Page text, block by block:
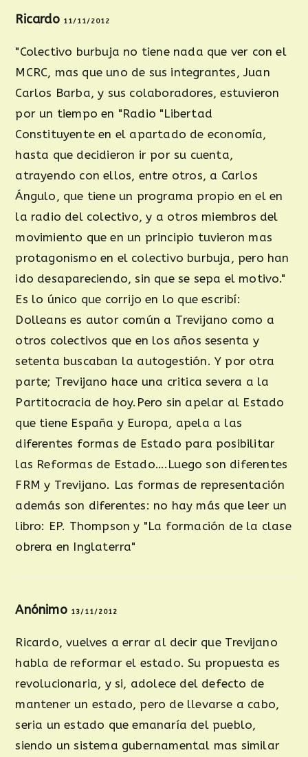
Ricardo 11/11/2012
"Colectivo burbuja no tiene nada que ver con el
MCRC, mas que uno de sus integrantes, Juan
Carlos Barba, y sus colaboradores, estuvieron
por un tiempo en "Radio "Libertad
Constituyente en el apartado de economía,
hasta que decidieron ir por su cuenta,
atrayendo con ellos, entre otros, a Carlos
Ángulo, que tiene un programa propio en el en
la radio del colectivo, y a otros miembros del
movimiento que en un principio tuvieron mas
protagonismo en el colectivo burbuja, pero han
ido desapareciendo, sin que se sepa el motivo."
Es lo único que corrijo en lo que escribí:
Dolleans es autor común a Trevijano como a
otros colectivos que en los años sesenta y
setenta buscaban la autogestión. Y por otra
parte; Trevijano hace una critica severa a la
Partitocracia de hoy.Pero sin apelar al Estado
que tiene España y Europa, apela a las
diferentes formas de Estado para posibilitar
las Reformas de Estado….Luego son diferentes
FRM y Trevijano. Las formas de representación
además son diferentes: no hay más que leer un
libro: EP. Thompson y "La formación de la clase
obrera en Inglaterra"
Anónimo 13/11/2012
Ricardo, vuelves a errar al decir que Trevijano
habla de reformar el estado. Su propuesta es
revolucionaria, y si, adolece del defecto de
mantener un estado, pero de llevarse a cabo,
seria un estado que emanaría del pueblo,
siendo un sistema gubernamental mas similar